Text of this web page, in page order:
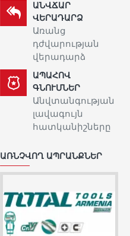
ԱՆՎՃԱՐ
ՎԵՐԱԴԱՐՁ
Առանց
դժվարության
վերադարձ
ԱՊԱՀՈՎ
ԳՆՈՒՄՆԵՐ
Անվտանգության
լավագույն
հատկանիշները
ԱՌՆՉՎՈՂ ԱՊՐԱՆՔՆԵՐ